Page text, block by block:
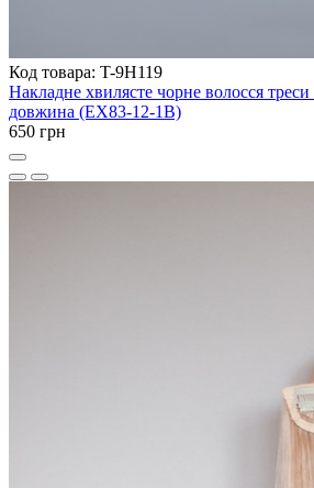
Код товара: T-9H119
Накладне хвилясте чорне волосся треси
довжина (EX83-12-1B)
650 грн